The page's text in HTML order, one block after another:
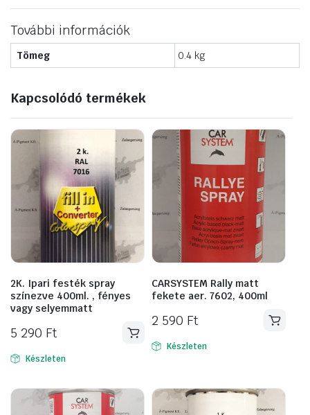
További információk
Tömeg 0.4 kg
Kapcsolódó termékek
2K. Ipari festék spray
színezve 400ml. , fényes
vagy selyemmatt
5 290 Ft
Készleten
CARSYSTEM Rally matt
fekete aer. 7602, 400ml
2 590 Ft
Készleten